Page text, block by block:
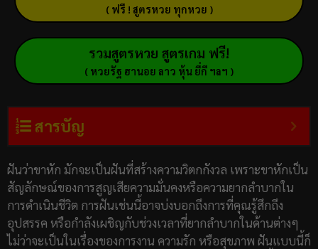
( ฟรี ! สูตรหวย ทุกหวย )
รวมสูตรหวย สูตรเกม ฟรี!
( หวยรัฐ ฮานอย ลาว หุ้น ยี่กี ฯลฯ )
สารบัญ
ฝันว่าขาหัก มักจะเป็นฝันที่สร้างความวิตกกังวล เพราะขาหักเป็น
สัญลักษณ์ของการสูญเสียความมั่นคงหรือความยากลำบากใน
การดำเนินชีวิต การฝันเช่นนี้อาจบ่งบอกถึงการที่คุณรู้สึกถึง
อุปสรรค หรือกำลังเผชิญกับช่วงเวลาที่ยากลำบากในด้านต่างๆ
ไม่ว่าจะเป็นในเรื่องของการงาน ความรัก หรือสุขภาพ ฝันแบบนี้ก็